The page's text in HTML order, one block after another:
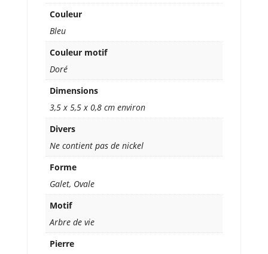
Couleur
Bleu
Couleur motif
Doré
Dimensions
3,5 x 5,5 x 0,8 cm environ
Divers
Ne contient pas de nickel
Forme
Galet, Ovale
Motif
Arbre de vie
Pierre